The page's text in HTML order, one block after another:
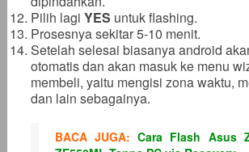
Pilih lagi YES untuk flashing.
Prosesnya sekitar 5-10 menit.
Setelah selesai biasanya android
otomatis dan akan masuk ke menu
membeli, yaitu mengisi zona waktu,
dan lain sebagainya.
BACA JUGA:Cara Flash Asus